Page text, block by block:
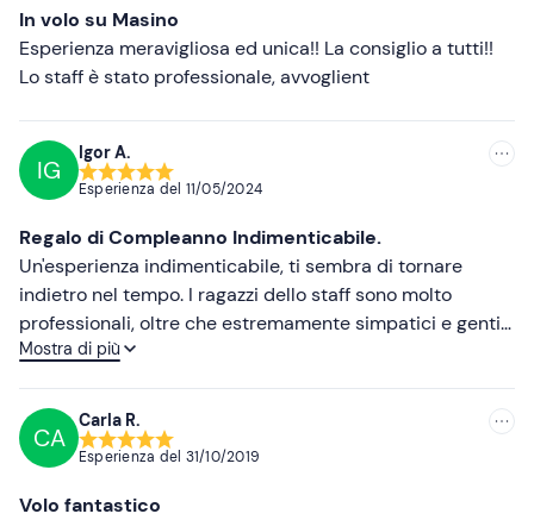
Non dimenticare di portare
Macchina fotografica
In volo su Masino
Esperienza meravigliosa ed unica!! La consiglio a tutti!!
Lo staff è stato professionale, avvoglient
IG
Igor A.
Esperienza del 11/05/2024
Regalo di Compleanno Indimenticabile.
Un'esperienza indimenticabile, ti sembra di tornare
indietro nel tempo. I ragazzi dello staff sono molto
professionali, oltre che estremamente simpatici e gentili.
Il volo non ha avuto un grande sviluppo per causa di
Bello il finale dove tutti i partecipanti collaborano per
ripiegare il telo gigante della mongolfiera anche se
faticoso. Un grazie da Igor e Vanda.
Mostra di più
CA
Carla R.
Esperienza del 31/10/2019
Volo fantastico